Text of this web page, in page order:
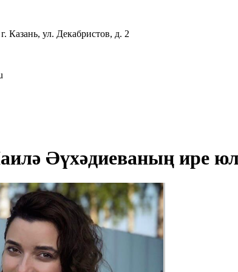
Казань, ул. Декабристов, д. 2
Әүхәдиеваның ире юл